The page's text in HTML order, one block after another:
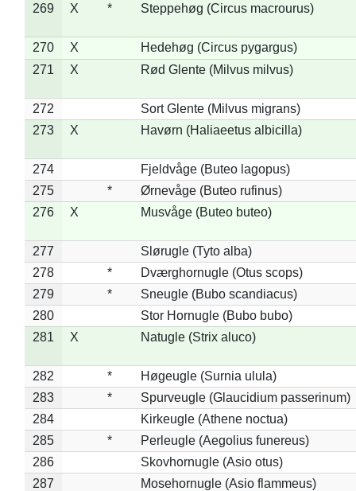
269
X * Steppehøg (Circus macrourus)
270 X
Hedehøg (Circus pygargus)
271
X Rød Glente (Milvus milvus)
272
Sort Glente (Milvus migrans)
273
X Havørn (Haliaeetus albicilla)
274
Fjeldvåge (Buteo lagopus)
275
*
Ørnevåge (Buteo rufinus)
276
X Musvåge (Buteo buteo)
277
Slørugle (Tyto alba)
278
*
Dværghornugle (Otus scops)
279
*
Sneugle (Bubo scandiacus)
280
Stor Hornugle (Bubo bubo)
281
X Natugle (Strix aluco)
282 *
Høgeugle (Surnia ulula)
283
*
Spurveugle (Glaucidium passerinum)
284
Kirkeugle (Athene noctua)
285
*
Perleugle (Aegolius funereus)
286
Skovhornugle (Asio otus)
287
Mosehornugle (Asio flammeus)